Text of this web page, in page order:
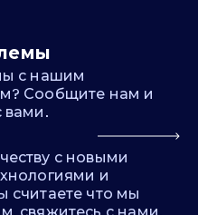
с нашим
Сообщите нам и
вами.
с новыми
и
считаете что мы